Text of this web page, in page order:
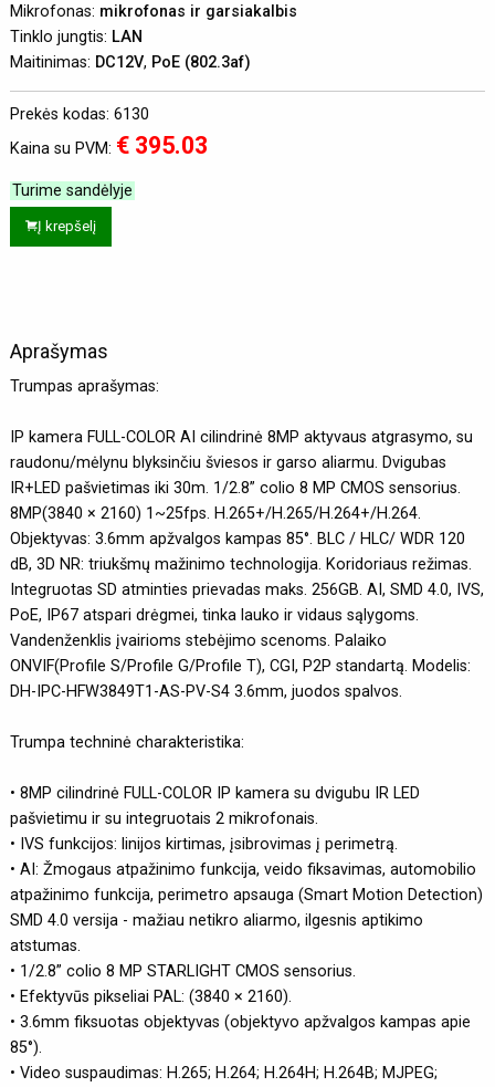
Mikrofonas: mikrofonas ir garsiakalbis
Tinklo jungtis: LAN
Maitinimas: DC12V, PoE (802.3af)
Prekės kodas: 6130
Kaina su PVM: € 395.03
Turime sandėlyje
Į krepšelį
Aprašymas
Trumpas aprašymas:
IP kamera FULL-COLOR AI cilindrinė 8MP aktyvaus atgrasymo, su
raudonu/mėlynu blyksinčiu šviesos ir garso aliarmu. Dvigubas
IR+LED pašvietimas iki 30m. 1/2.8” colio 8 MP CMOS sensorius.
8MP(3840 × 2160) 1~25fps. H.265+/H.265/H.264+/H.264.
Objektyvas: 3.6mm apžvalgos kampas 85°. BLC / HLC/ WDR 120
dB, 3D NR: triukšmų mažinimo technologija. Koridoriaus režimas.
Integruotas SD atminties prievadas maks. 256GB. AI, SMD 4.0, IVS,
PoE, IP67 atspari drėgmei, tinka lauko ir vidaus sąlygoms.
Vandenženklis įvairioms stebėjimo scenoms. Palaiko
ONVIF(Profile S/Profile G/Profile T), CGI, P2P standartą. Modelis:
DH-IPC-HFW3849T1-AS-PV-S4 3.6mm, juodos spalvos.
Trumpa techninė charakteristika:
• 8MP cilindrinė FULL-COLOR IP kamera su dvigubu IR LED
pašvietimu ir su integruotais 2 mikrofonais.
• IVS funkcijos: linijos kirtimas, įsibrovimas į perimetrą.
• AI: Žmogaus atpažinimo funkcija, veido fiksavimas, automobilio
atpažinimo funkcija, perimetro apsauga (Smart Motion Detection)
SMD 4.0 versija - mažiau netikro aliarmo, ilgesnis aptikimo
atstumas.
• 1/2.8” colio 8 MP STARLIGHT CMOS sensorius.
• Efektyvūs pikseliai PAL: (3840 × 2160).
• 3.6mm fiksuotas objektyvas (objektyvo apžvalgos kampas apie
85°).
• Video suspaudimas: H.265; H.264; H.264H; H.264B; MJPEG;